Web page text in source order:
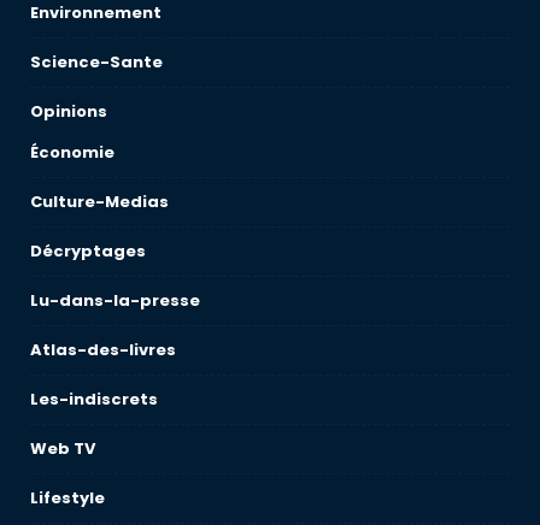
Environnement
Science-Sante
Opinions
Économie
Culture-Medias
Décryptages
Lu-dans-la-presse
Atlas-des-livres
Les-indiscrets
Web TV
Lifestyle